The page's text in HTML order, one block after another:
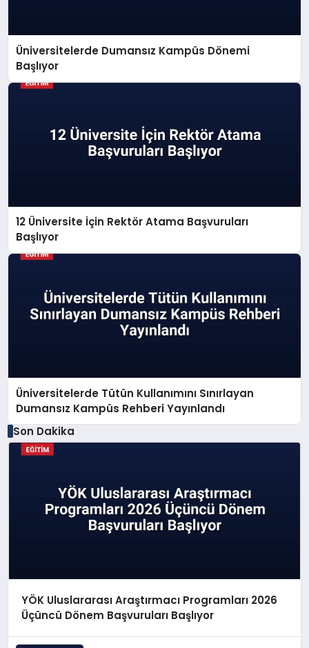
Üniversitelerde Dumansız Kampüs Dönemi
Başlıyor
12 Üniversite İçin Rektör Atama Başvuruları
Başlıyor
Üniversitelerde Tütün Kullanımını Sınırlayan
Dumansız Kampüs Rehberi Yayınlandı
Son Dakika
YÖK Uluslararası Araştırmacı Programları 2026
Üçüncü Dönem Başvuruları Başlıyor